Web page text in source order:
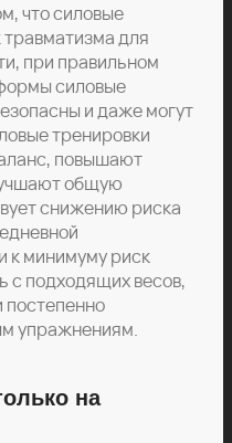
что силовые
для
при правильном
силовые
и даже могут
тренировки
повышают
общую
снижению риска
к минимуму риск
с подходящих весов,
постепенно
упражнениям.
на